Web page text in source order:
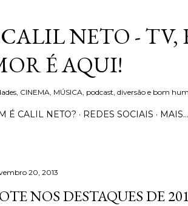
NETO - TV,
É AQUI!
CINEMA, MÚSICA, podcast, diversão e bom
É CALIL NETO? REDES SOCIAIS MAIS…
20, 2013
NOS DESTAQUES DE